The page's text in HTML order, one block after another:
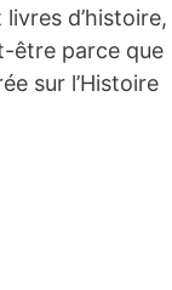
d’histoire,
être parce que
sur l’Histoire